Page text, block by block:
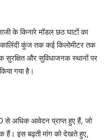
के किनारे मॉडल छठ घाटों का
कुंज तक कई किलोमीटर तक
और सुविधाजनक स्थानों पर
गया है।
से अधिक आवेदन प्राप्त हुए हैं, जो
इस बढ़ती मांग को देखते हुए,